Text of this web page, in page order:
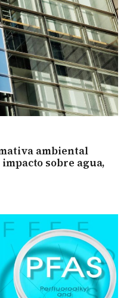
ambiental
sobre agua,